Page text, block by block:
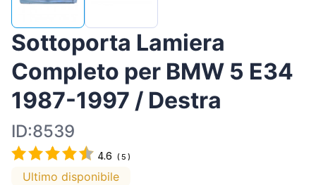
Sottoporta Lamiera
Completo per BMW 5 E34
1987-1997 / Destra
ID:8539
4.6 (5 )
Ultimo disponibile